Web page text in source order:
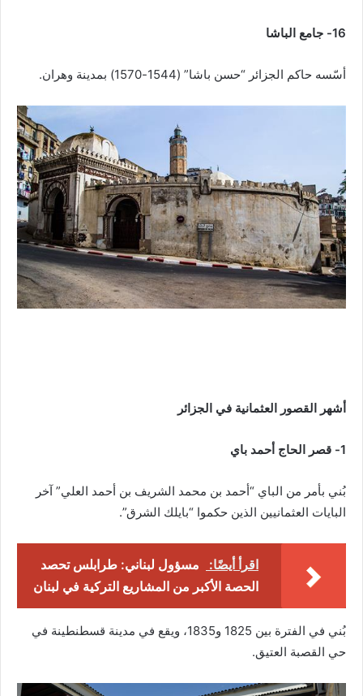
16- جامع الباشا
أسّسه حاكم الجزائر “حسن باشا” (1544-1570) بمدينة وهران.
أشهر القصور العثمانية في الجزائر
1- قصر الحاج أحمد باي
بُني بأمر من الباي “أحمد بن محمد الشريف بن أحمد العلي” آخر
البايات العثمانيين الذين حكموا “بايلك الشرق”.
اقرأ أيضًا:
مسؤول لبناني: طرابلس تحصد
الحصة الأكبر من المشاريع التركية في لبنان
بُني في الفترة بين 1825 و1835، ويقع في مدينة قسطنطينة في
حي القصبة العتيق.